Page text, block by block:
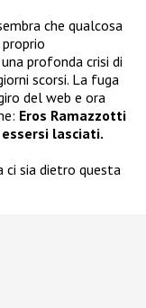
che qualcosa
profonda crisi di
scorsi. La fuga
del web e ora
Eros Ramazzotti
lasciati.
ci sia dietro questa